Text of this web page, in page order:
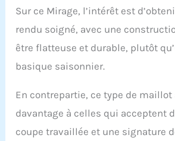
Sur ce Mirage, l’intérêt est
rendu soigné, avec une
être flatteuse et durable, plutôt
basique saisonnier.
En contrepartie, ce type de maillot
davantage à celles qui acceptent
coupe travaillée et une signature